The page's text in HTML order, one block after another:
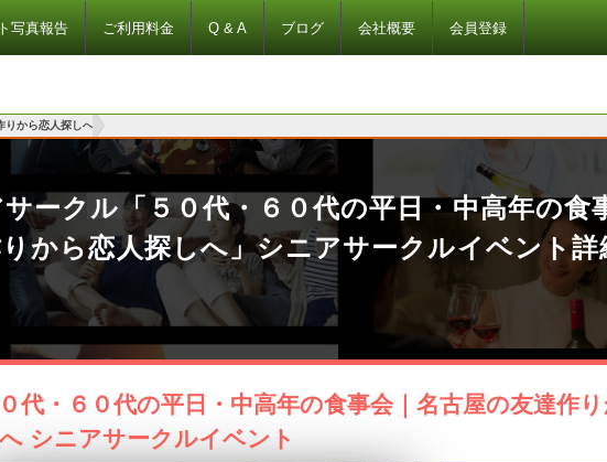
写真報告 ご利用料金 Q & A ブログ 会社概要 会員登録
りから恋人探しへ
ークル「５０代・６０代の平日・中高年の食
から恋人探しへ」シニアサークルイベント詳
代・６０代の平日・中高年の食事会｜名古屋の友達作
シニアサークルイベント